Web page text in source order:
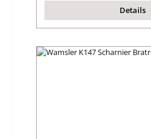
Details